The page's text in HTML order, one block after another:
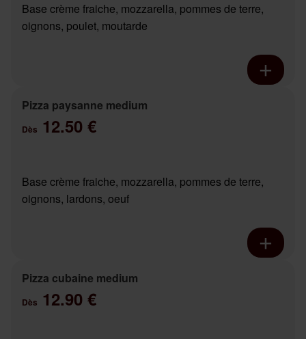
Base crème fraiche, mozzarella, pommes de terre,
oignons, poulet, moutarde
Pizza paysanne medium
Dès 12.50 €
Base crème fraiche, mozzarella, pommes de terre,
oignons, lardons, oeuf
Pizza cubaine medium
Dès 12.90 €